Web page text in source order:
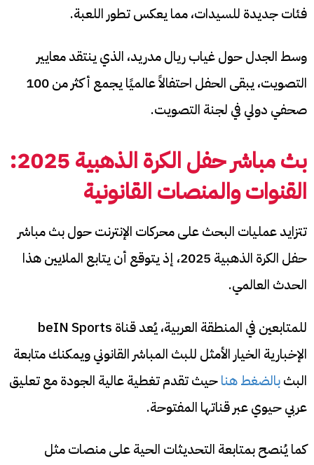
فئات جديدة للسيدات، مما يعكس تطور اللعبة.
وسط الجدل حول غياب ريال مدريد، الذي ينتقد معايير
التصويت، يبقى الحفل احتفالاً عالميًا يجمع أكثر من 100
صحفي دولي في لجنة التصويت.
بث مباشر حفل الكرة الذهبية 2025:
القنوات والمنصات القانونية
تتزايد عمليات البحث على محركات الإنترنت حول بث مباشر
حفل الكرة الذهبية 2025، إذ يتوقع أن يتابع الملايين هذا
الحدث العالمي.
للمتابعين في المنطقة العربية، يُعد قناة beIN Sports
الإخبارية الخيار الأمثل للبث المباشر القانوني ويمكنك متابعة
البثبالضغط هناحيث تقدم تغطية عالية الجودة مع تعليق
عربي حيوي عبر قناتها المفتوحة.
كما يُنصح بمتابعة التحديثات الحية على منصات مثل